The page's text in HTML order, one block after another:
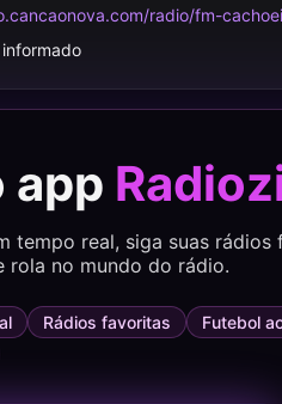
radio/fm-
app
tempo real, siga suas rádios
rola no mundo do rádio.
Rádios favoritas
Futebol